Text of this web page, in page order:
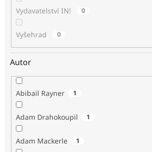
Vydavatelství IN! 0
Vyšehrad 0
Autor
Abibail Rayner 1
Adam Drahokoupil 1
Adam Mackerle 1